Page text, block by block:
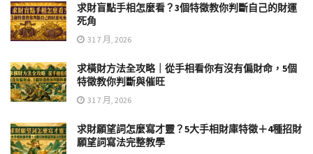
求財盲點手相怎麼看？3個特徵教你判斷自己的財運
死角
31 7 月, 2026
求橫財方法全攻略｜從手相看你有沒有偏財命，5個
特徵教你判斷與催旺
31 7 月, 2026
求財願望詞怎麼寫才靈？5大手相財庫特徵＋4種招財
願望詞寫法完整教學